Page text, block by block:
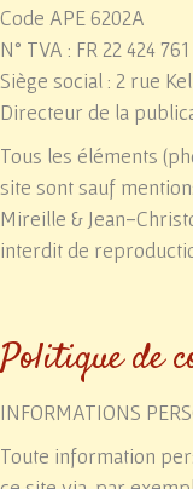
Code APE 6202A
N° TVA : FR 22 424
Siège social : 2 rue
Directeur de la
Tous les éléments
site sont sauf
Mireille & Jean-
interdit de
Politique de
INFORMATIONS
Toute information